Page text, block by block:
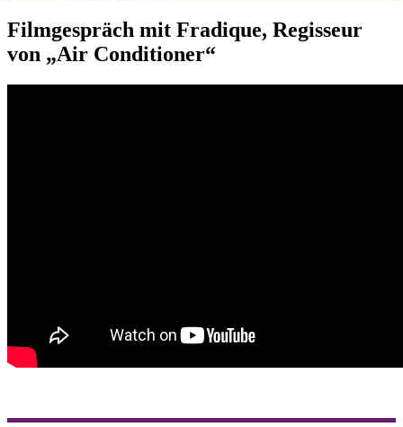
Filmgespräch mit Fradique, Regisseur
von „Air Conditioner“